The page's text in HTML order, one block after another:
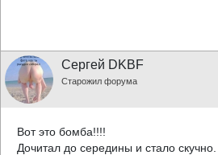
Сергей DKBF
Старожил форума
Вот это бомба!!!!
Дочитал до середины и стало скучно.